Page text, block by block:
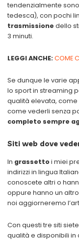
tendenzialmente
tedesca), con pochi
trasmissione dello
3 minuti.
LEGGI ANCHE: COME
Se dunque le varie
lo sport in streaming
qualità elevata, come
come vederli senza
completo sempre
Siti web dove
In grassettoi miei
indirizzi in lingua
conoscete altri o
oppure hanno un
noi aggiorneremo
Con questi tre siti
qualità e disponibili in